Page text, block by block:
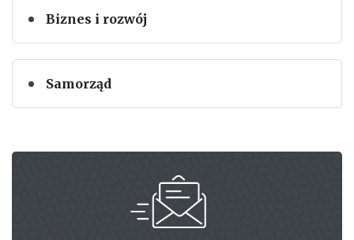
Biznes i rozwój
Samorząd